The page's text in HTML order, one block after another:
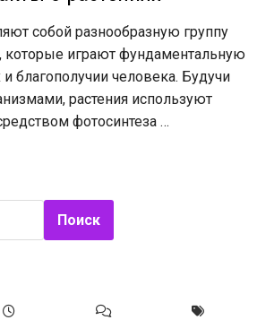
собой разнообразную группу
играют фундаментальную
благополучии человека. Будучи
растения используют
фотосинтеза …
Поиск